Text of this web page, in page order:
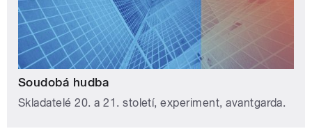
Soudobá hudba
Skladatelé 20. a 21. století, experiment, avantgarda.